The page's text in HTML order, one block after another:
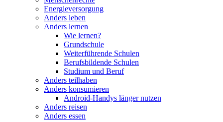
Energieversorgung
Anders leben
Anders lernen
Wie lernen?
Grundschule
Weiterführende Schulen
Berufsbildende Schulen
Studium und Beruf
Anders teilhaben
Anders konsumieren
Android-Handys länger nutzen
Anders reisen
Anders essen